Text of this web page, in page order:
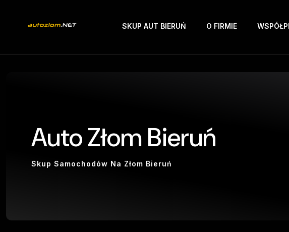
SKUP AUT BIERUŃ O FIRMIE
Auto Złom Bieruń
Skup Samochodów Na Złom Bieruń